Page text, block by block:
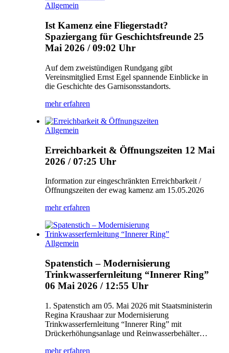
Allgemein
Ist Kamenz eine Fliegerstadt?
Spaziergang für Geschichtsfreunde 25
Mai 2026 / 09:02 Uhr
Auf dem zweistündigen Rundgang gibt
Vereinsmitglied Ernst Egel spannende Einblicke in
die Geschichte des Garnisonsstandorts.
mehr erfahren
Allgemein
Erreichbarkeit & Öffnungszeiten 12 Mai
2026 / 07:25 Uhr
Information zur eingeschränkten Erreichbarkeit /
Öffnungszeiten der ewag kamenz am 15.05.2026
mehr erfahren
Allgemein
Spatenstich – Modernisierung
Trinkwasserfernleitung “Innerer Ring”
06 Mai 2026 / 12:55 Uhr
1. Spatenstich am 05. Mai 2026 mit Staatsministerin
Regina Kraushaar zur Modernisierung
Trinkwasserfernleitung “Innerer Ring” mit
Drückerhöhungsanlage und Reinwasserbehälter…
mehr erfahren